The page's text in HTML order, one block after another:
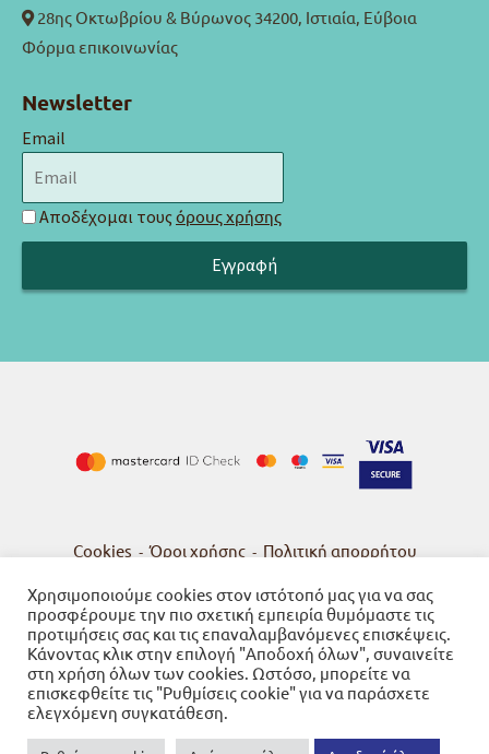
28ης Οκτωβρίου & Βύρωνος 34200, Ιστιαία, Εύβοια
Φόρμα επικοινωνίας
Newsletter
Email
Αποδέχομαι τους όρους χρήσης
Cookies - Όροι χρήσης - Πολιτική απορρήτου
© 2026Βιβλιοπωλείο Γνώση
Powered by SBZ Systems & EMDI Business Management
Χρησιμοποιούμε cookies στον ιστότοπό μας για να σας
προσφέρουμε την πιο σχετική εμπειρία θυμόμαστε τις
προτιμήσεις σας και τις επαναλαμβανόμενες επισκέψεις.
Κάνοντας κλικ στην επιλογή "Αποδοχή όλων", συναινείτε
στη χρήση όλων των cookies. Ωστόσο, μπορείτε να
επισκεφθείτε τις "Ρυθμίσεις cookie" για να παράσχετε
ελεγχόμενη συγκατάθεση.